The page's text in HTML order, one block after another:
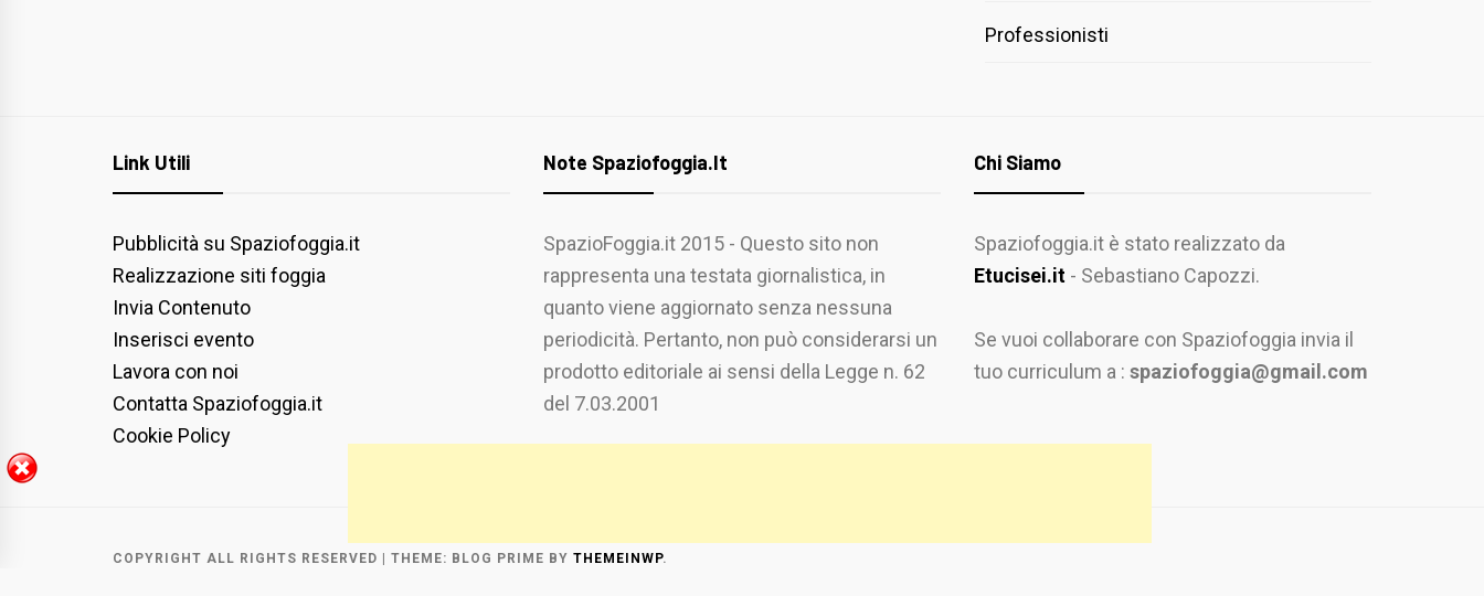
Professionisti
Link Utili
Pubblicità su Spaziofoggia.it
Realizzazione siti foggia
Invia Contenuto
Inserisci evento
Lavora con noi
Contatta Spaziofoggia.it
Cookie Policy
Note Spaziofoggia.it
SpazioFoggia.it 2015 - Questo sito non
rappresenta una testata giornalistica, in
quanto viene aggiornato senza nessuna
periodicità. Pertanto, non può considerarsi un
prodotto editoriale ai sensi della Legge n. 62
del 7.03.2001
Chi Siamo
Spaziofoggia.it è stato realizzato da
Etucisei.it - Sebastiano Capozzi.
Se vuoi collaborare con Spaziofoggia invia il
tuo curriculum a : spaziofoggia@gmail.com
COPYRIGHT ALL RIGHTS RESERVED | THEME: BLOG PRIME BY THEMEINWP.